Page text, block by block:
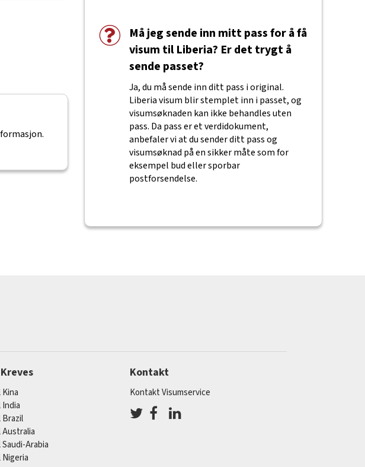
Må jeg sende inn mitt pass for å få
visum til Liberia? Er det trygt å
sende passet?
Ja, du må sende inn ditt pass i original.
Liberia visum blir stemplet inn i passet, og
visumsøknaden kan ikke behandles uten
pass. Da pass er et verdidokument,
anbefaler vi at du sender ditt pass og
visumsøknad på en sikker måte som for
eksempel bud eller sporbar
postforsendelse.
Brazil
Australia
Arabia
Kontakt
Kontakt Visumservice